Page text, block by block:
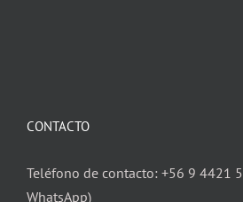
CONTACTO
Teléfono de contacto: +56 9 4421
WhatsApp)